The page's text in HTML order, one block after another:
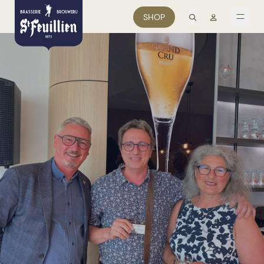
SHOP searchMon